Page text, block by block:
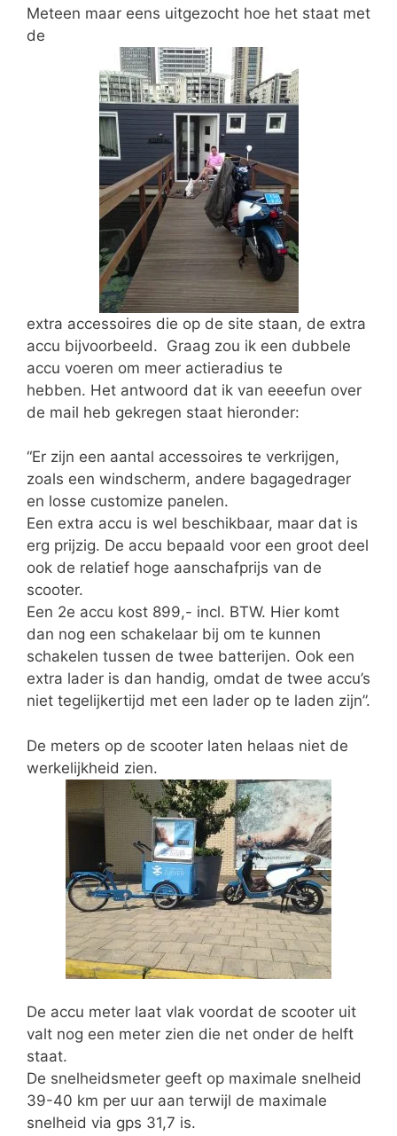
Meteen maar eens uitgezocht hoe het staat met
de
extra accessoires die op de site staan, de extra
accu bijvoorbeeld. Graag zou ik een dubbele
accu voeren om meer actieradius te
hebben. Het antwoord dat ik van eeeefun over
de mail heb gekregen staat hieronder:
“Er zijn een aantal accessoires te verkrijgen,
zoals een windscherm, andere bagagedrager
en losse customize panelen.
Een extra accu is wel beschikbaar, maar dat is
erg prijzig. De accu bepaald voor een groot deel
ook de relatief hoge aanschafprijs van de
scooter.
Een 2e accu kost 899,- incl. BTW. Hier komt
dan nog een schakelaar bij om te kunnen
schakelen tussen de twee batterijen. Ook een
extra lader is dan handig, omdat de twee accu’s
niet tegelijkertijd met een lader op te laden zijn”.
De meters op de scooter laten helaas niet de
werkelijkheid zien.
De accu meter laat vlak voordat de scooter uit
valt nog een meter zien die net onder de helft
staat.
De snelheidsmeter geeft op maximale snelheid
39-40 km per uur aan terwijl de maximale
snelheid via gps 31,7 is.